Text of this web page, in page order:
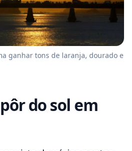
ganhar tons de laranja, dourado e
do sol em